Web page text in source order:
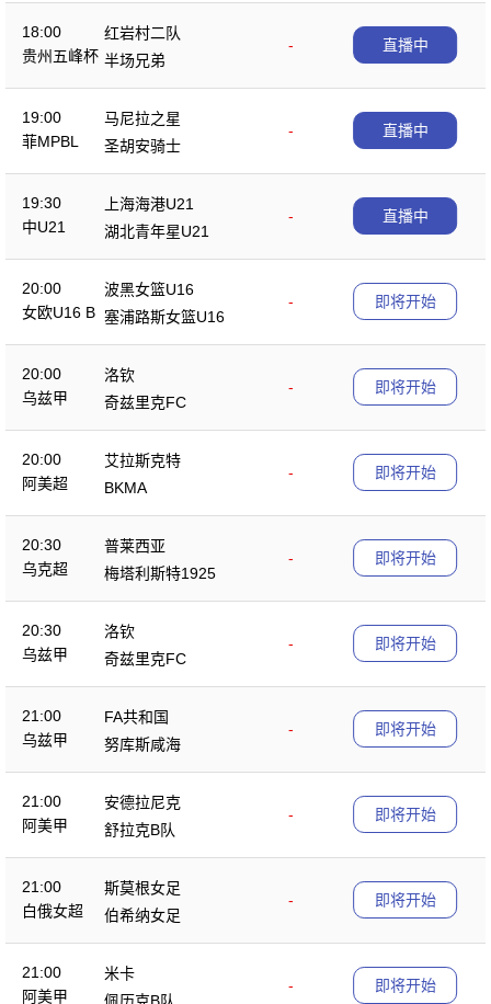
18:00
贵州五峰杯
红岩村二队
-
半场兄弟
直播中
19:00
菲MPBL
马尼拉之星
-
圣胡安骑士
直播中
19:30
中U21
上海海港U21
-
湖北青年星U21
直播中
20:00
女欧U16 B
波黑女篮U16
-
塞浦路斯女篮U16
即将开始
20:00
乌兹甲
洛钦
-
奇兹里克FC
即将开始
20:00
阿美超
艾拉斯克特
-
BKMA
即将开始
20:30
乌克超
普莱西亚
-
梅塔利斯特1925
即将开始
20:30
乌兹甲
洛钦
-
奇兹里克FC
即将开始
21:00
乌兹甲
FA共和国
-
努库斯咸海
即将开始
21:00
阿美甲
安德拉尼克
-
舒拉克B队
即将开始
21:00
白俄女超
斯莫根女足
-
伯希纳女足
即将开始
21:00
阿美甲
米卡
-
即将开始